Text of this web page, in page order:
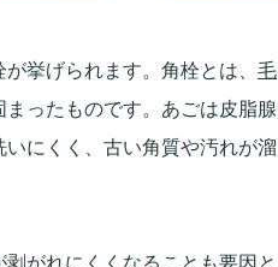
挙げられます。角栓とは、 毛
ったものです。あごは皮脂腺
にくく、古い角質や汚れが溜
がれにくくなることも要因と